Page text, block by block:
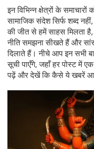
इन विभिन्न क्षेत्रों के
सामाजिक संदेश सिर्फ शब्द
की जीत से हमें साहस मिलता
नीति समझना सीखते हैं और
दिलाते हैं। नीचे आप इन सभी
सूची पाएँगे, जहाँ हर पोस्ट में
पढ़ें और देखें कि कैसे ये खबरें